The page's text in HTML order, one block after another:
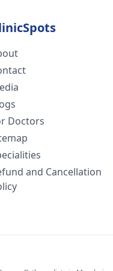
Doctors
and Cancellation